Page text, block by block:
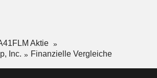
Aktie
Inc.
Finanzielle Vergleiche